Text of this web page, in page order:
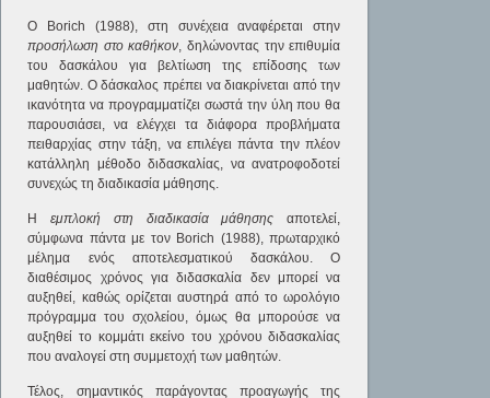
Ο Borich (1988), στη συνέχεια αναφέρεται στην
προσήλωση στο καθήκον , δηλώνοντας την επιθυμία
του δασκάλου για βελτίωση της επίδοσης των
μαθητών. Ο δάσκαλος πρέπει να διακρίνεται από την
ικανότητα να προγραμματίζει σωστά την ύλη που θα
παρουσιάσει, να ελέγχει τα διάφορα προβλήματα
πειθαρχίας στην τάξη, να επιλέγει πάντα την πλέον
κατάλληλη μέθοδο διδασκαλίας, να ανατροφοδοτεί
συνεχώς τη διαδικασία μάθησης.
Ηεμπλοκή στη διαδικασία μάθησης αποτελεί,
σύμφωνα πάντα με τον Borich (1988), πρωταρχικό
μέλημα ενός αποτελεσματικού δασκάλου. Ο
διαθέσιμος χρόνος για διδασκαλία δεν μπορεί να
αυξηθεί, καθώς ορίζεται αυστηρά από το ωρολόγιο
πρόγραμμα του σχολείου, όμως θα μπορούσε να
αυξηθεί το κομμάτι εκείνο του χρόνου διδασκαλίας
που αναλογεί στη συμμετοχή των μαθητών.
Τέλος, σημαντικός παράγοντας προαγωγής της